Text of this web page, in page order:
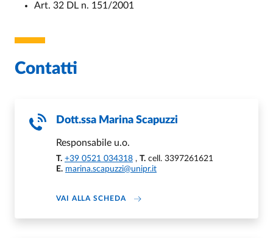
Art. 32 DL n. 151/2001
Contatti
Dott.ssa Marina Scapuzzi
Responsabile u.o.
T. +39 0521 034318 , T. cell. 3397261621
E. marina.scapuzzi@unipr.it
VAI ALLA SCHEDAABOUT MARINA SCAPUZZI